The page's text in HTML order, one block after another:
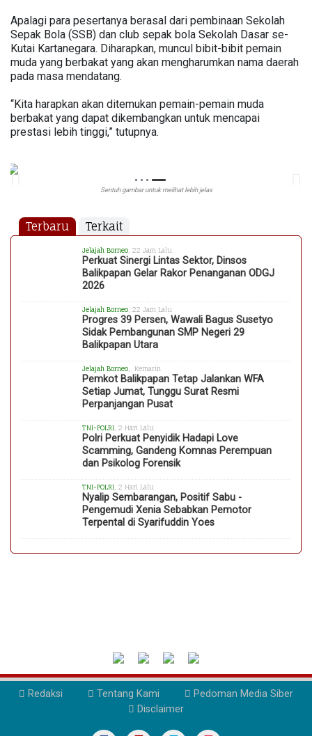
Apalagi para pesertanya berasal dari pembinaan Sekolah
Sepak Bola (SSB) dan club sepak bola Sekolah Dasar se-
Kutai Kartanegara. Diharapkan, muncul bibit-bibit pemain
muda yang berbakat yang akan mengharumkan nama daerah
pada masa mendatang.
“Kita harapkan akan ditemukan pemain-pemain muda
berbakat yang dapat dikembangkan untuk mencapai
prestasi lebih tinggi,” tutupnya.
Sentuh gambar untuk melihat lebih jelas
Terbaru Terkait
Jelajah Borneo , 22 Jam Lalu
Perkuat Sinergi Lintas Sektor, Dinsos
Balikpapan Gelar Rakor Penanganan ODGJ
2026
Jelajah Borneo , 22 Jam Lalu
Progres 39 Persen, Wawali Bagus Susetyo
Sidak Pembangunan SMP Negeri 29
Balikpapan Utara
Jelajah Borneo , Kemarin
Pemkot Balikpapan Tetap Jalankan WFA
Setiap Jumat, Tunggu Surat Resmi
Perpanjangan Pusat
TNI-POLRI , 2 Hari Lalu
Polri Perkuat Penyidik Hadapi Love
Scamming, Gandeng Komnas Perempuan
dan Psikolog Forensik
TNI-POLRI , 2 Hari Lalu
Nyalip Sembarangan, Positif Sabu -
Pengemudi Xenia Sebabkan Pemotor
Terpental di Syarifuddin Yoes
Redaksi Tentang Kami
Pedoman Media Siber
Disclaimer